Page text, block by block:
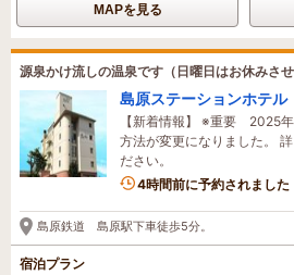
MAPを見る
源泉かけ流しの温泉です（日曜日はお休みさ
島原ステーションホテ
【新着情報】 ※重要 2025
方法が変更になりました。
ださい。
4時間前に予約されました
島原鉄道 島原駅下車徒歩5分。
宿泊プラン